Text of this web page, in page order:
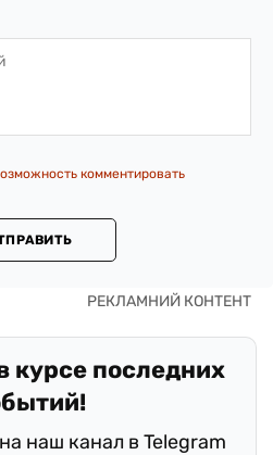
комментировать
курсе последних
наш канал в Telegram